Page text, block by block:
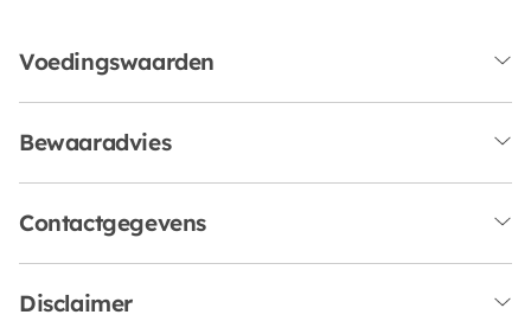
Voedingswaarden
Bewaaradvies
Contactgegevens
Disclaimer